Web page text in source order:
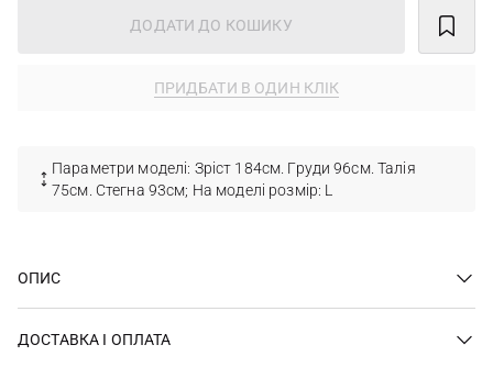
ДОДАТИ ДО КОШИКУ
ПРИДБАТИ В ОДИН КЛІК
Параметри моделі: Зріст 184см. Груди 96см. Талія
75см. Стегна 93см; На моделі розмір: L
ОПИС
ДОСТАВКА І ОПЛАТА